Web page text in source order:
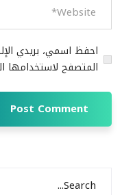
احفظ اسمي، بريدي
المتصفح لاستخدامها